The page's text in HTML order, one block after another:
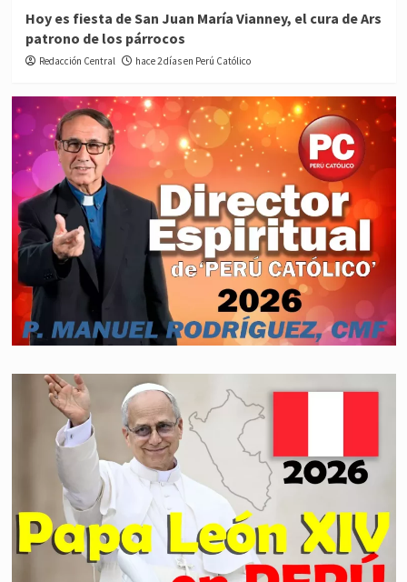
Hoy es fiesta de San Juan María Vianney, el cura de Ars
patrono de los párrocos
Redacción Central hace 2 días en Perú Católico